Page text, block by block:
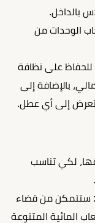
بالداخل.
الوحدات من
على نظافة
بالإضافة إلى
إلى أي عطل.
لكي تناسب
ستتمكن من قضاء
المائية المتنوعة